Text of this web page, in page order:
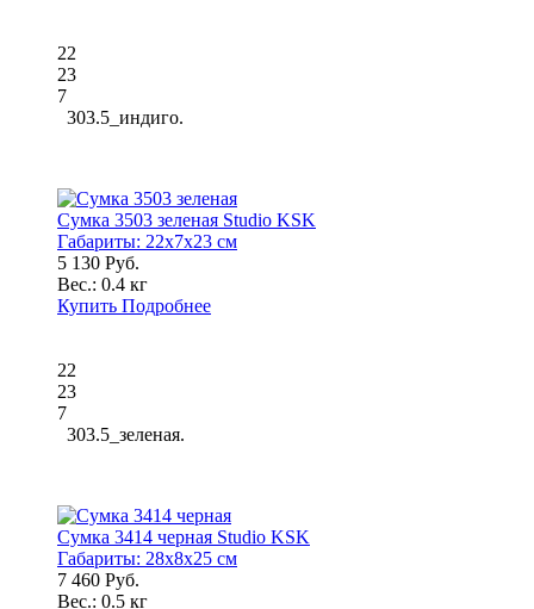
22
23
7
303.5_индиго.
Сумка 3503 зеленая Studio KSK
Габариты: 22x7x23 см
5 130 Руб.
Вес.: 0.4 кг
Купить Подробнее
22
23
7
303.5_зеленая.
Сумка 3414 черная Studio KSK
Габариты: 28x8x25 см
7 460 Руб.
Вес.: 0.5 кг